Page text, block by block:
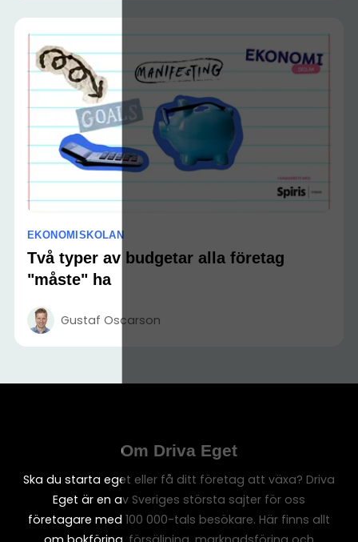
EKONOMISKOLAN
Två typer av budgetar alla företag
"måste" ha
Gustaf Oscarson
Om Driva Eget
Ska du starta eget eller få ditt företag att växa? Driva
Eget är en av Sveriges största sajter för oss
företagare med 100 000-tals besökare. Här finns allt